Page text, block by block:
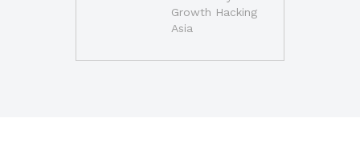
Growth Hacking
Asia